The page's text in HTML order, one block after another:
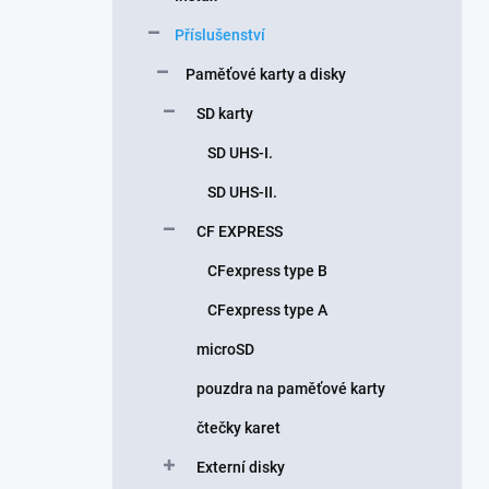
Příslušenství
Paměťové karty a disky
SD karty
SD UHS-I.
SD UHS-II.
CF EXPRESS
CFexpress type B
CFexpress type A
microSD
pouzdra na paměťové karty
čtečky karet
Externí disky